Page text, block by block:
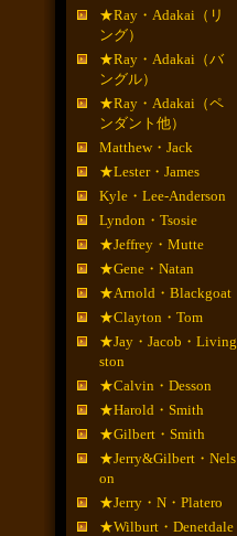
★Ray・Adakai（リ
ング）
★Ray・Adakai（バ
ングル）
★Ray・Adakai（ペ
ンダント他）
Matthew・Jack
★Lester・James
Kyle・Lee-Anderson
Lyndon・Tsosie
★Jeffrey・Mutte
★Gene・Natan
★Arnold・Blackgoat
★Clayton・Tom
★Jay・Jacob・Living
ston
★Calvin・Desson
★Harold・Smith
★Gilbert・Smith
★Jerry&Gilbert・Nels
on
★Jerry・N・Platero
★Wilburt・Denetdale